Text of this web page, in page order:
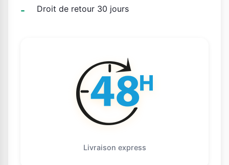
Droit de retour 30 jours
Livraison express